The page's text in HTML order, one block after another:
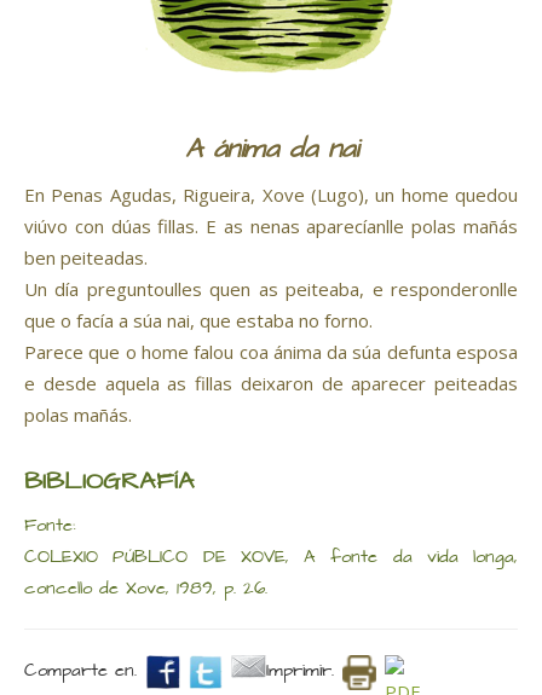
A ánima da nai
En Penas Agudas, Rigueira, Xove (Lugo), un home quedou
viúvo con dúas fillas. E as nenas aparecíanlle polas mañás
ben peiteadas.
Un día preguntoulles quen as peiteaba, e responderonlle
que o facía a súa nai, que estaba no forno.
Parece que o home falou coa ánima da súa defunta esposa
e desde aquela as fillas deixaron de aparecer peiteadas
polas mañás.
BIBLIOGRAFÍA
Fonte:
COLEXIO PÚBLICO DE XOVE, A fonte da vida longa,
concello de Xove, 1989, p. 26.
Comparte en. Imprimir.